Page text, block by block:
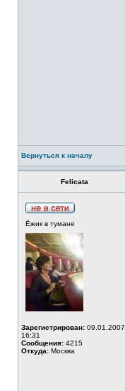
Вернуться к началу
Felicata
Ёжик в тумане
Зарегистрирован: 09.01.2007
16:31
Сообщения: 4215
Откуда: Москва